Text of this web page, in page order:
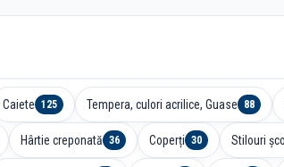
Caiete 125 Tempera, culori acrilice, Guase 88
Hârtie creponată 36 Coperți 30 Stilouri